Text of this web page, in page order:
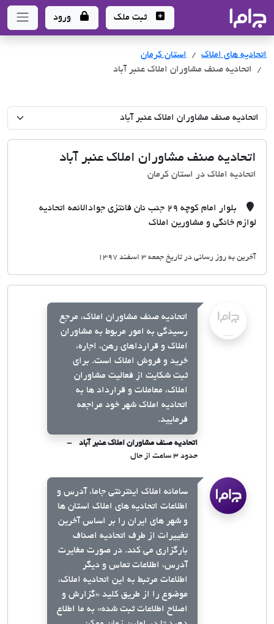
- سامانه جامع املاک و مشاورین املاک
ثبت ملک ورود
اتحادیه های املاک اتحادیه های املاک
استان کرمان
اتحادیه صنف مشاوران املاک عنبر آباد
اتحادیه صنف مشاوران املاک عنبر آباد
اتحادیه املاک در استان کرمان
بلوار امام کوچه 29 جنب نان فانتزی جوادالائمه اتحادیه
لوازم خانگی و مشاورین املاک
آخرین به روز رسانی در تاریخ جمعه 3 اسفند 1397
اتحادیه صنف مشاوران املاک، مرجع
رسیدگی به امور مربوط به مشاوران
املاک و قرارداهای رهن، اجاره،
خرید و فروش املاک است. برای
ثبت شکایت از فعالیت مشاوران
املاک، معاملات و قرارداد ها به
اتحادیه املاک شهر خود مراجعه
فرمایید.
اتحادیه صنف مشاوران املاک عنبر آباد
حدود ۳ ساعت از حال
سامانه املاک اینترنتی جاما، آدرس و
اطلاعات اتحادیه های املاک استان ها
و شهر های ایران را بر اساس آخرین
تغییرات از طرف اتحادیه اصناف
بارگزاری می کند. در صورت مغایرت
آدرس، اطلاعات تماس و دیگر
اطلاعات مرتبط به این اتحادیه املاک،
موضوع را از طریق کلید «گزارش و
اصلاح اطلاعات ثبت شده» به ما اطلاع